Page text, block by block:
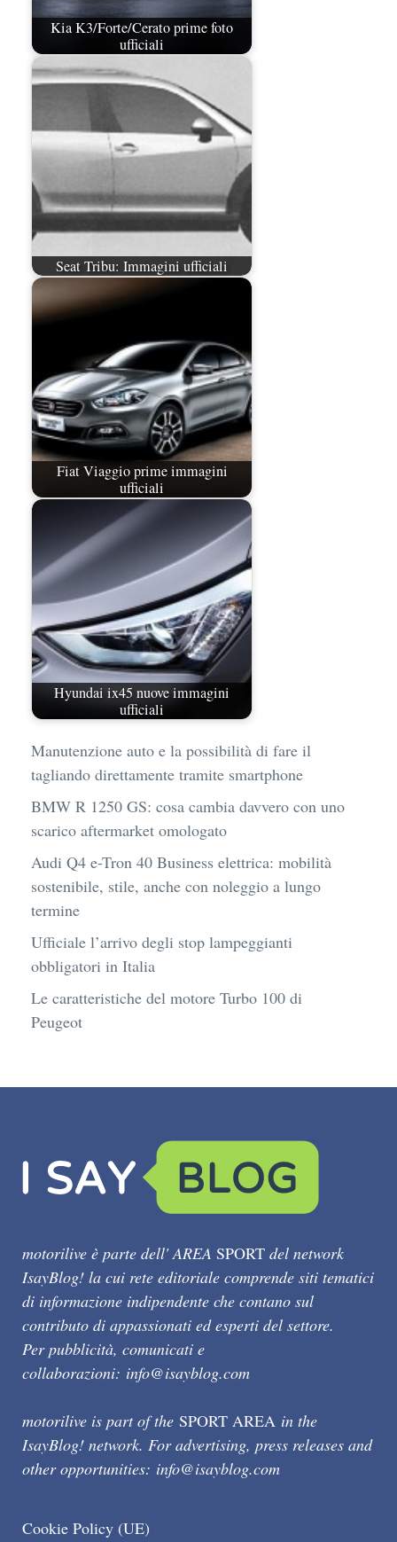
Kia K3/Forte/Cerato prime foto
ufficiali
Seat Tribu: Immagini ufficiali
Fiat Viaggio prime immagini
ufficiali
Hyundai ix45 nuove immagini
ufficiali
Manutenzione auto e la possibilità di fare il
tagliando direttamente tramite smartphone
BMW R 1250 GS: cosa cambia davvero con uno
scarico aftermarket omologato
Audi Q4 e-Tron 40 Business elettrica: mobilità
sostenibile, stile, anche con noleggio a lungo
termine
Ufficiale l’arrivo degli stop lampeggianti
obbligatori in Italia
Le caratteristiche del motore Turbo 100 di
Peugeot
motorilive è parte dell' AREA SPORT del network
IsayBlog! la cui rete editoriale comprende siti tematici
di informazione indipendente che contano sul
contributo di appassionati ed esperti del settore.
Per pubblicità, comunicati e
collaborazioni: info@isayblog.com
motorilive is part of the SPORT AREA in the
IsayBlog! network. For advertising, press releases and
other opportunities: info@isayblog.com
Cookie Policy (UE)